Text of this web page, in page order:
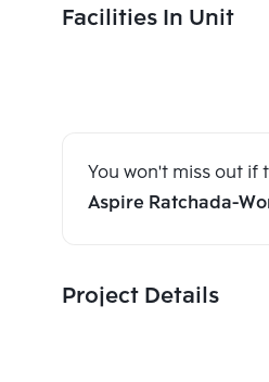
Facilities In Unit
You won't miss out
Aspire Ratchada-
Project Details